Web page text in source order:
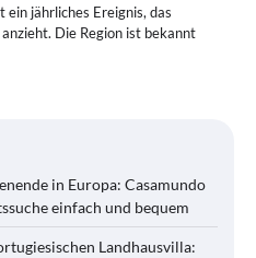
ein jährliches Ereignis, das
Die Region ist bekannt
in Europa: Casamundo
einfach und bequem
Landhausvilla: